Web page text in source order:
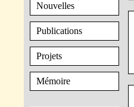
Nouvelles
Publications
Projets
Mémoire